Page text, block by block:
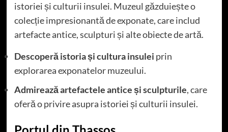
istoriei și culturii insulei. Muzeul găzduiește o
colecție impresionantă de exponate, care includ
artefacte antice, sculpturi și alte obiecte de artă.
Descoperă istoria și cultura insulei prin
explorarea exponatelor muzeului.
Admirează artefactele antice și sculpturile, care
oferă o privire asupra istoriei și culturii insulei.